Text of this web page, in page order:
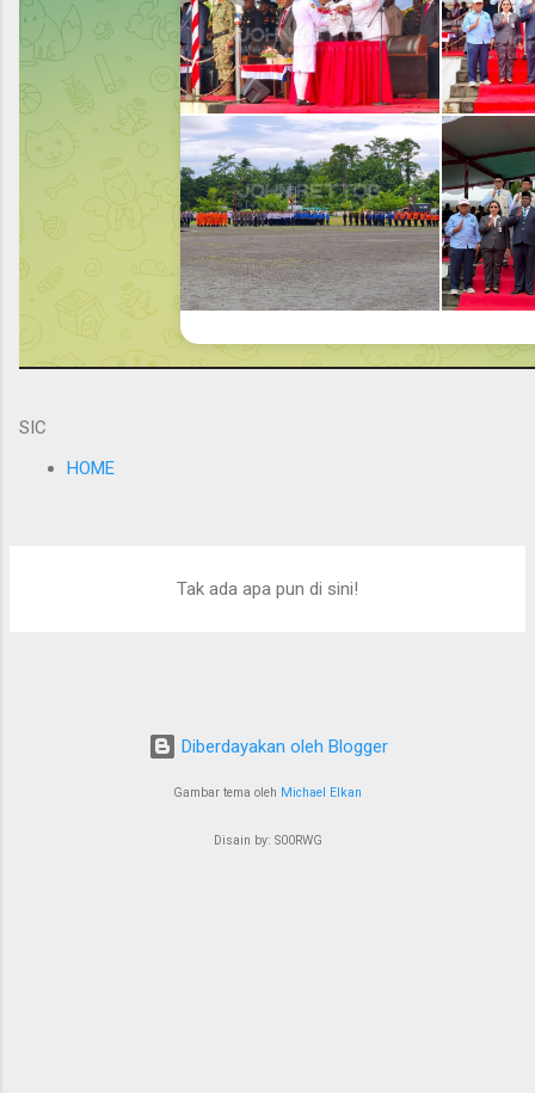
SIC
HOME
Tak ada apa pun di sini!
Diberdayakan oleh Blogger
Gambar tema oleh Michael Elkan
Disain by: S00RWG